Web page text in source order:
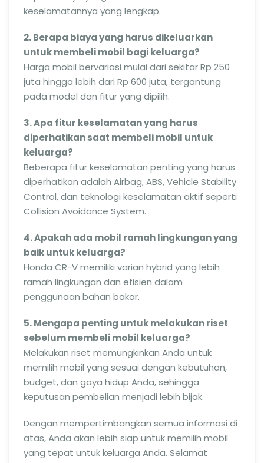
keselamatannya yang lengkap.
2. Berapa biaya yang harus dikeluarkan
untuk membeli mobil bagi keluarga?
Harga mobil bervariasi mulai dari sekitar Rp 250
juta hingga lebih dari Rp 600 juta, tergantung
pada model dan fitur yang dipilih.
3. Apa fitur keselamatan yang harus
diperhatikan saat membeli mobil untuk
keluarga?
Beberapa fitur keselamatan penting yang harus
diperhatikan adalah Airbag, ABS, Vehicle Stability
Control, dan teknologi keselamatan aktif seperti
Collision Avoidance System.
4. Apakah ada mobil ramah lingkungan yang
baik untuk keluarga?
Honda CR-V memiliki varian hybrid yang lebih
ramah lingkungan dan efisien dalam
penggunaan bahan bakar.
5. Mengapa penting untuk melakukan riset
sebelum membeli mobil keluarga?
Melakukan riset memungkinkan Anda untuk
memilih mobil yang sesuai dengan kebutuhan,
budget, dan gaya hidup Anda, sehingga
keputusan pembelian menjadi lebih bijak.
Dengan mempertimbangkan semua informasi di
atas, Anda akan lebih siap untuk memilih mobil
yang tepat untuk keluarga Anda. Selamat